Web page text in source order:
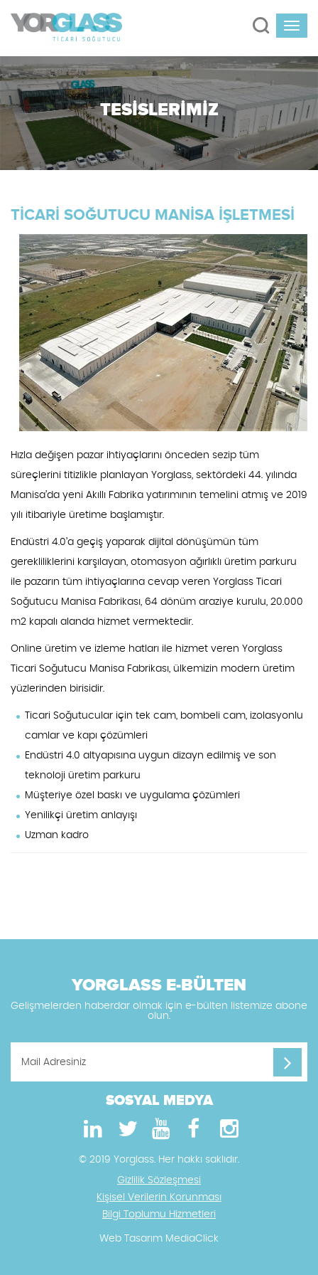
TESİSLERİMİZ
TİCARİ SOĞUTUCU MANİSA İŞLETMESİ
Hızla değişen pazar ihtiyaçlarını önceden sezip tüm
süreçlerini titizlikle planlayan Yorglass, sektördeki 44. yılında
Manisa’da yeni Akıllı Fabrika yatırımının temelini atmış ve 2019
yılı itibariyle üretime başlamıştır.
Endüstri 4.0’a geçiş yaparak dijital dönüşümün tüm
gerekliliklerini karşılayan, otomasyon ağırlıklı üretim parkuru
ile pazarın tüm ihtiyaçlarına cevap veren Yorglass Ticari
Soğutucu Manisa Fabrikası, 64 dönüm araziye kurulu, 20.000
m2 kapalı alanda hizmet vermektedir.
Online üretim ve izleme hatları ile hizmet veren Yorglass
Ticari Soğutucu Manisa Fabrikası, ülkemizin modern üretim
yüzlerinden birisidir.
Ticari Soğutucular için tek cam, bombeli cam, izolasyonlu
camlar ve kapı çözümleri
Endüstri 4.0 altyapısına uygun dizayn edilmiş ve son
teknoloji üretim parkuru
Müşteriye özel baskı ve uygulama çözümleri
Yenilikçi üretim anlayışı
Uzman kadro
YORGLASS E-BÜLTEN
Gelişmelerden haberdar olmak için e-bülten listemize abone
olun.
SOSYAL MEDYA
© 2019 Yorglass. Her hakkı saklıdır.
Gizlilik Sözleşmesi
Kişisel Verilerin Korunması
Bilgi Toplumu Hizmetleri
Web Tasarım MediaClick